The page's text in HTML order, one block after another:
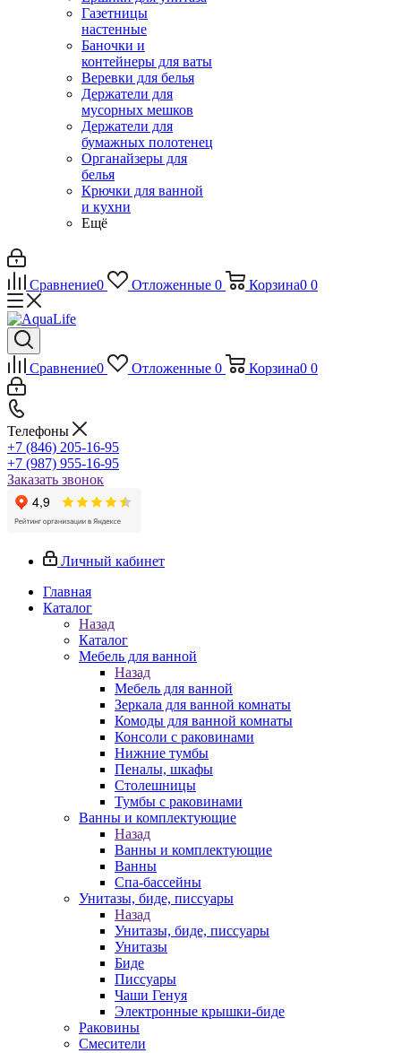
Газетницы
настенные
Баночки и
контейнеры для ваты
Веревки для белья
Держатели для
мусорных мешков
Держатели для
бумажных полотенец
Органайзеры для
белья
Крючки для ванной
и кухни
Ещё
Сравнение0 Отложенные 0 Корзина0 0
Сравнение0 Отложенные 0 Корзина0 0
Телефоны
+7 (846) 205-16-95
+7 (987) 955-16-95
Заказать звонок
Личный кабинет
Главная
Каталог
Назад
Каталог
Мебель для ванной
Назад
Мебель для ванной
Зеркала для ванной комнаты
Комоды для ванной комнаты
Консоли с раковинами
Нижние тумбы
Пеналы, шкафы
Столешницы
Тумбы с раковинами
Ванны и комплектующие
Назад
Ванны и комплектующие
Ванны
Спа-бассейны
Унитазы, биде, писсуары
Назад
Унитазы, биде, писсуары
Унитазы
Биде
Писсуары
Чаши Генуя
Электронные крышки-биде
Раковины
Смесители